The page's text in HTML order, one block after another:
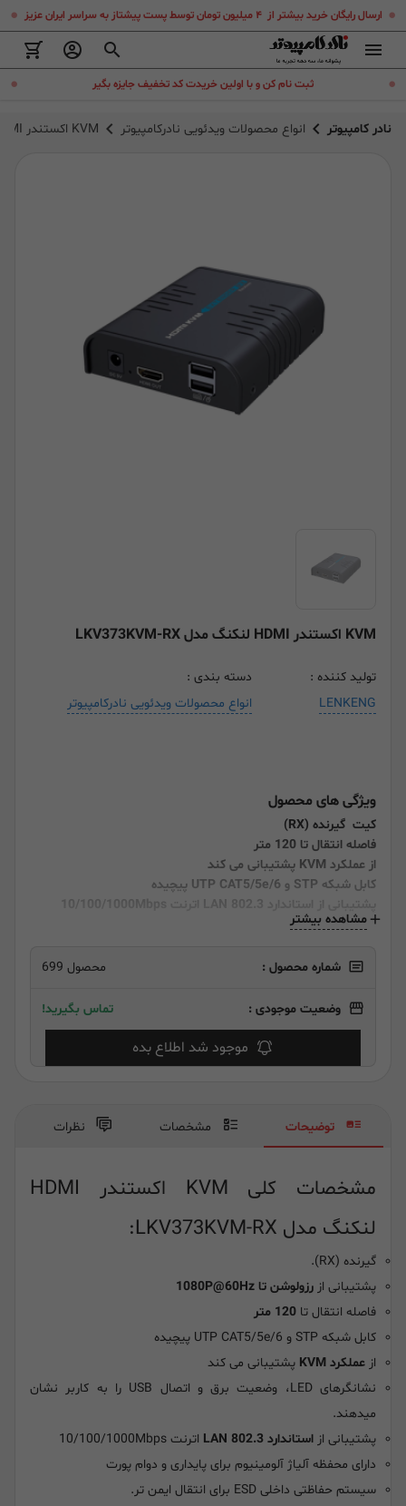
ارسال رایگان خرید بیشتر از ۴ میلیون تومان توسط پست پیشتاز به سراسر ایران عزیز
.
ثبت نام کن و با اولین خریدت کد تخفیف جایزه بگیر .
نادر کامپیوتر انواع محصولات ویدئویی نادرکامپیوتر KVM اکستندر HDMI لنکنگ مدل LKV373KVM-RX
KVM اکستندر HDMI لنکنگ مدل LKV373KVM-RX
تولید کننده :
LENKENG
دسته بندی :
انواع محصولات ویدئویی نادرکامپیوتر
ویژگی های محصول
کیت گیرنده (RX)
فاصله انتقال تا 120 متر
از عملکرد KVM پشتیبانی می کند
کابل شبکه STP و UTP CAT5/5e/6 پیچیده
مشاهده بیشتر
شماره محصول : محصول 699
وضعیت موجودی : تماس بگیرید!
موجود شد اطلاع بده
مشخصات کلی KVM اکستندر HDMI
لنکنگ مدل LKV373KVM-RX:
گیرنده (RX).
پشتیبانی از رزولوشن تا 1080P@60Hz
فاصله انتقال تا
کابل شبکه STP و UTP CAT5/5e/6 پیچیده
از عملکرد KVM
پشتیبانی می کند
نشانگرهای LED، وضعیت برق و اتصال USB را به کاربر نشان
میدهند.
پشتیبانی از استاندارد LAN 802.3
اترنت 10/100/1000Mbps
دارای محفظه آلیاژ آلومینیوم برای پایداری و دوام پورت
سیستم حفاظتی داخلی ESD برای انتقال ایمن تر.